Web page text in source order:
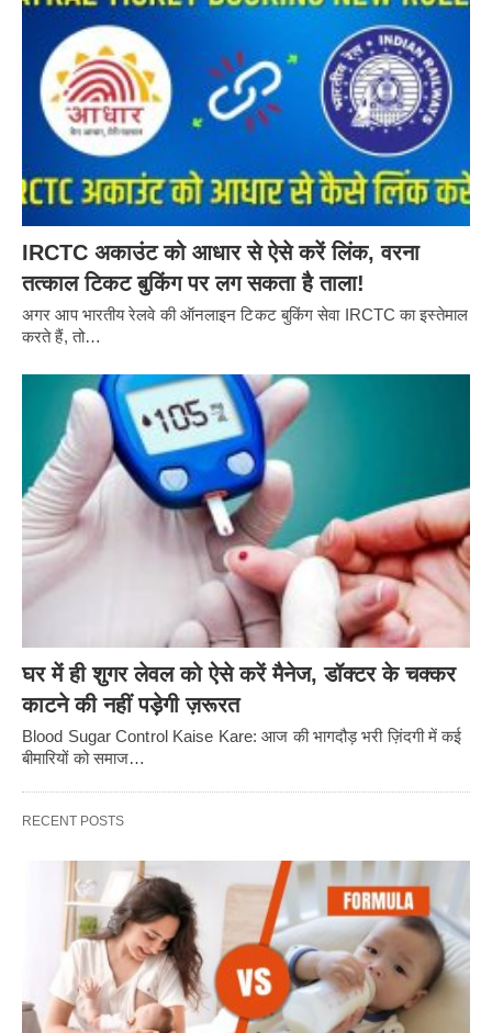
IRCTC अकाउंट को आधार से ऐसे करें लिंक, वरना
तत्काल टिकट बुकिंग पर लग सकता है ताला!
अगर आप भारतीय रेलवे की ऑनलाइन टिकट बुकिंग सेवा IRCTC का इस्तेमाल
करते हैं, तो…
घर में ही शुगर लेवल को ऐसे करें मैनेज, डॉक्टर के चक्कर
काटने की नहीं पड़ेगी ज़रूरत
Blood Sugar Control Kaise Kare: आज की भागदौड़ भरी ज़िंदगी में कई
बीमारियों को समाज…
RECENT POSTS